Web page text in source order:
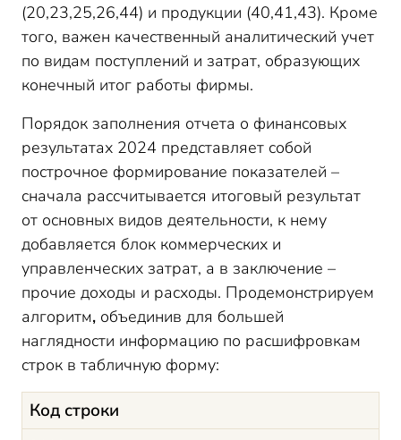
(20,23,25,26,44) и продукции (40,41,43). Кроме
того, важен качественный аналитический учет
по видам поступлений и затрат, образующих
конечный итог работы фирмы.
Порядок заполнения отчета о финансовых
результатах 2024 представляет собой
построчное формирование показателей –
сначала рассчитывается итоговый результат
от основных видов деятельности, к нему
добавляется блок коммерческих и
управленческих затрат, а в заключение –
прочие доходы и расходы. Продемонстрируем
алгоритм, объединив для большей
наглядности информацию по расшифровкам
строк в табличную форму:
Код строки